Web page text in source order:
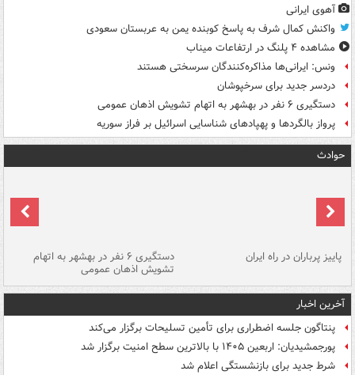
آهوی ایرانی
واکنش کمال شرف به پاسخ کوبنده یمن به عربستان سعودی
مشاهده ۴ پلنگ در ارتفاعات میناب
ونس: ایرانی‌ها مذاکره‌کنندگان سرسختی هستند
دردسر جدید برای سرخپوشان
دستگیری ۶ نفر در بهشهر به اتهام تشویش اذهان عمومی
پرواز بالگردها و پهپادهای شناسایی اسرائیل بر فراز سوریه
حوادث
پاییز پرباران در راه ایران دستگیری ۶ نفر در بهشهر به اتهام
تشویش اذهان عمومی
آخرین اخبار
پنتاگون جلسه اضطراری برای تأمین تسلیحات برگزار می‌کند
پورجمشیدیان: اربعین ۱۴۰۵ با بالاترین سطح امنیت برگزار شد
شرط جدید برای بازنشستگی اعلام شد